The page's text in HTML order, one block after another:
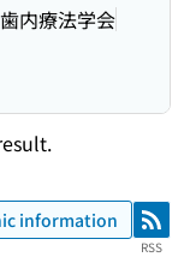
内療法学会
information RSS
RSS